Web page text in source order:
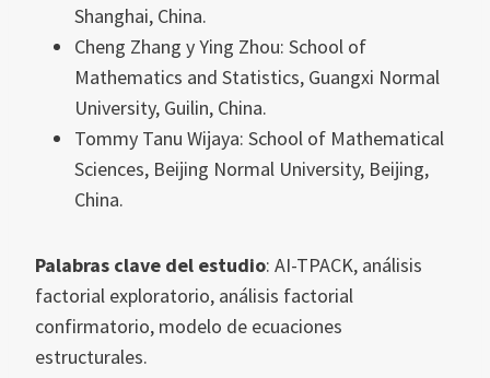
Shanghai, China.
Cheng Zhang y Ying Zhou: School of
Mathematics and Statistics, Guangxi Normal
University, Guilin, China.
Tommy Tanu Wijaya: School of Mathematical
Sciences, Beijing Normal University, Beijing,
China.
Palabras clave del estudio: AI-TPACK, análisis
factorial exploratorio, análisis factorial
confirmatorio, modelo de ecuaciones
estructurales.